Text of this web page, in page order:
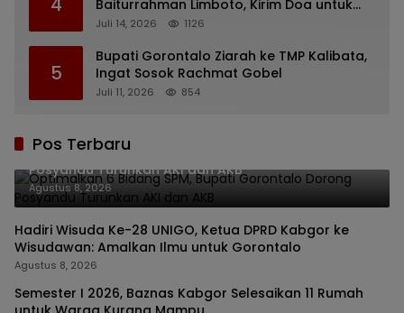
Baiturrahman Limboto, Kirim Doa untuk
Almarhum Rachmat Gobel
Juli 14, 2026 1126
5
Bupati Gorontalo Ziarah ke TMP Kalibata,
Ingat Sosok Rachmat Gobel
Juli 11, 2026 854
Pos Terbaru
Optimalkan 6 Bidang SPM, Bupati Gorontalo Dorong
Posyandu Turunkan AKI dan AKB
Agustus 8, 2026
Hadiri Wisuda Ke-28 UNIGO, Ketua DPRD Kabgor ke
Wisudawan: Amalkan Ilmu untuk Gorontalo
Agustus 8, 2026
Semester I 2026, Baznas Kabgor Selesaikan 11 Rumah